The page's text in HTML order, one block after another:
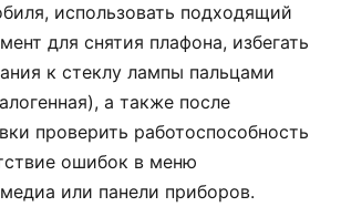
использовать подходящий
для снятия плафона, избегать
к стеклу лампы пальцами
а также после
проверить работоспособность
ошибок в меню
или панели приборов.